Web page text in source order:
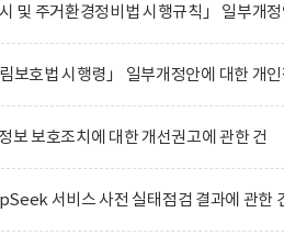
시 및 주거환경정비법 시행규칙」 일부개
림보호법 시행령」 일부개정안에 대한 개
보 보호조치에 대한 개선권고에 관한 건
서비스 사전 실태점검 결과에 관한